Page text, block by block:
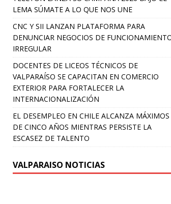
LEMA SÚMATE A LO QUE NOS UNE
CNC Y SII LANZAN PLATAFORMA PARA
DENUNCIAR NEGOCIOS DE
IRREGULAR
DOCENTES DE LICEOS TÉCNICOS DE
VALPARAÍSO SE CAPACITAN EN COMERCIO
EXTERIOR PARA FORTALECER LA
INTERNACIONALIZACIÓN
EL DESEMPLEO EN CHILE ALCANZA MÁXIMOS
DE CINCO AÑOS MIENTRAS PERSISTE LA
ESCASEZ DE TALENTO
VALPARAISO NOTICIAS